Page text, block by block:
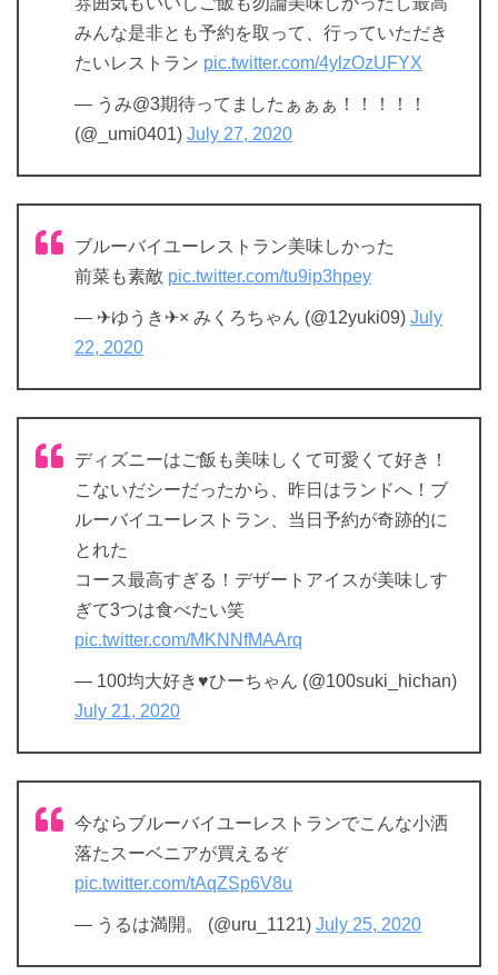
みんな是非とも予約を取って、行っていただき
たいレストラン pic.twitter.com/4ylzOzUFYX
— うみ@3期待ってましたぁぁぁ！！！！！
(@_umi0401) July 27, 2020
ブルーバイユーレストラン美味しかった
前菜も素敵 pic.twitter.com/tu9ip3hpey
— ✈ゆうき✈× みくろちゃん (@12yuki09) July
22, 2020
ディズニーはご飯も美味しくて可愛くて好き！
こないだシーだったから、昨日はランドへ！ブ
ルーバイユーレストラン、当日予約が奇跡的に
とれた
コース最高すぎる！デザートアイスが美味しす
ぎて3つは食べたい笑
pic.twitter.com/MKNNfMAArq
— 100均大好き♥️ひーちゃん (@100suki_hichan)
July 21, 2020
今ならブルーバイユーレストランでこんな小洒
落たスーベニアが買えるぞ
pic.twitter.com/tAqZSp6V8u
— うるは満開。 (@uru_1121) July 25, 2020